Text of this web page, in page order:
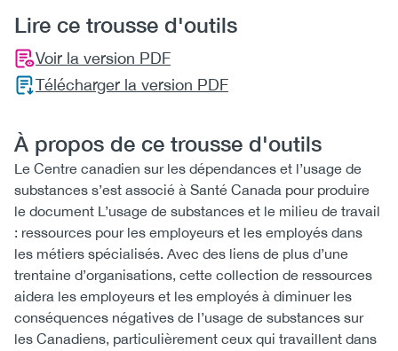
Lire ce trousse d'outils
Voir la version PDF
Télécharger la version PDF
À propos de ce trousse d'outils
Le Centre canadien sur les dépendances et l’usage de
substances s’est associé à Santé Canada pour produire
le document L’usage de substances et le milieu de travail
: ressources pour les employeurs et les employés dans
les métiers spécialisés. Avec des liens de plus d’une
trentaine d’organisations, cette collection de ressources
aidera les employeurs et les employés à diminuer les
conséquences négatives de l’usage de substances sur
les Canadiens, particulièrement ceux qui travaillent dans